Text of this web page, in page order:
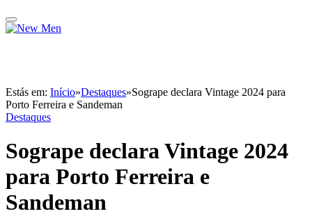
Estás em: Início»Destaques»Sogrape declara Vintage 2024 para
Porto Ferreira e Sandeman
Destaques
Sogrape declara Vintage 2024
para Porto Ferreira e
Sandeman